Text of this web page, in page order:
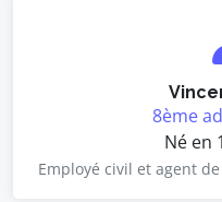
8ème
Né en
Employé civil et agent